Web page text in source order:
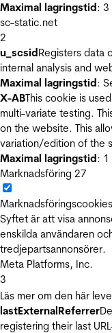
Maximal lagringstid: 3
sc-static.net
2
u_scsidRegisters data
internal analysis and
Maximal lagringstid:
X-ABThis cookie is
multi-variate testing.
on the website. This
variation/edition of the
Maximal lagringstid: 1
Marknadsföring 27
Syftet är att visa
enskilda användaren
tredjepartsannonsörer.
Meta Platforms, Inc.
3
Läs mer om den här
lastExternalReferrer
registering their last